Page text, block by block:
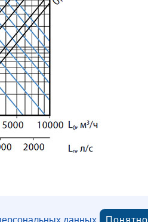
данных. Понятно